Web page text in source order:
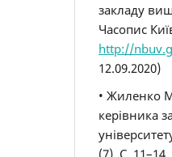
закладу
Часопис
http://
12.09.2020)
• Жиленко
керівника